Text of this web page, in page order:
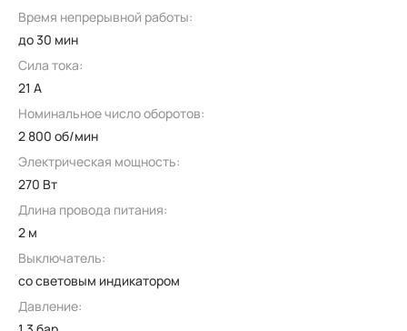
Время непрерывной работы:
до 30 мин
Сила тока:
21 А
Номинальное число оборотов:
2 800 об/мин
Электрическая мощность:
270 Вт
Длина провода питания:
2 м
Выключатель:
со световым индикатором
Давление: